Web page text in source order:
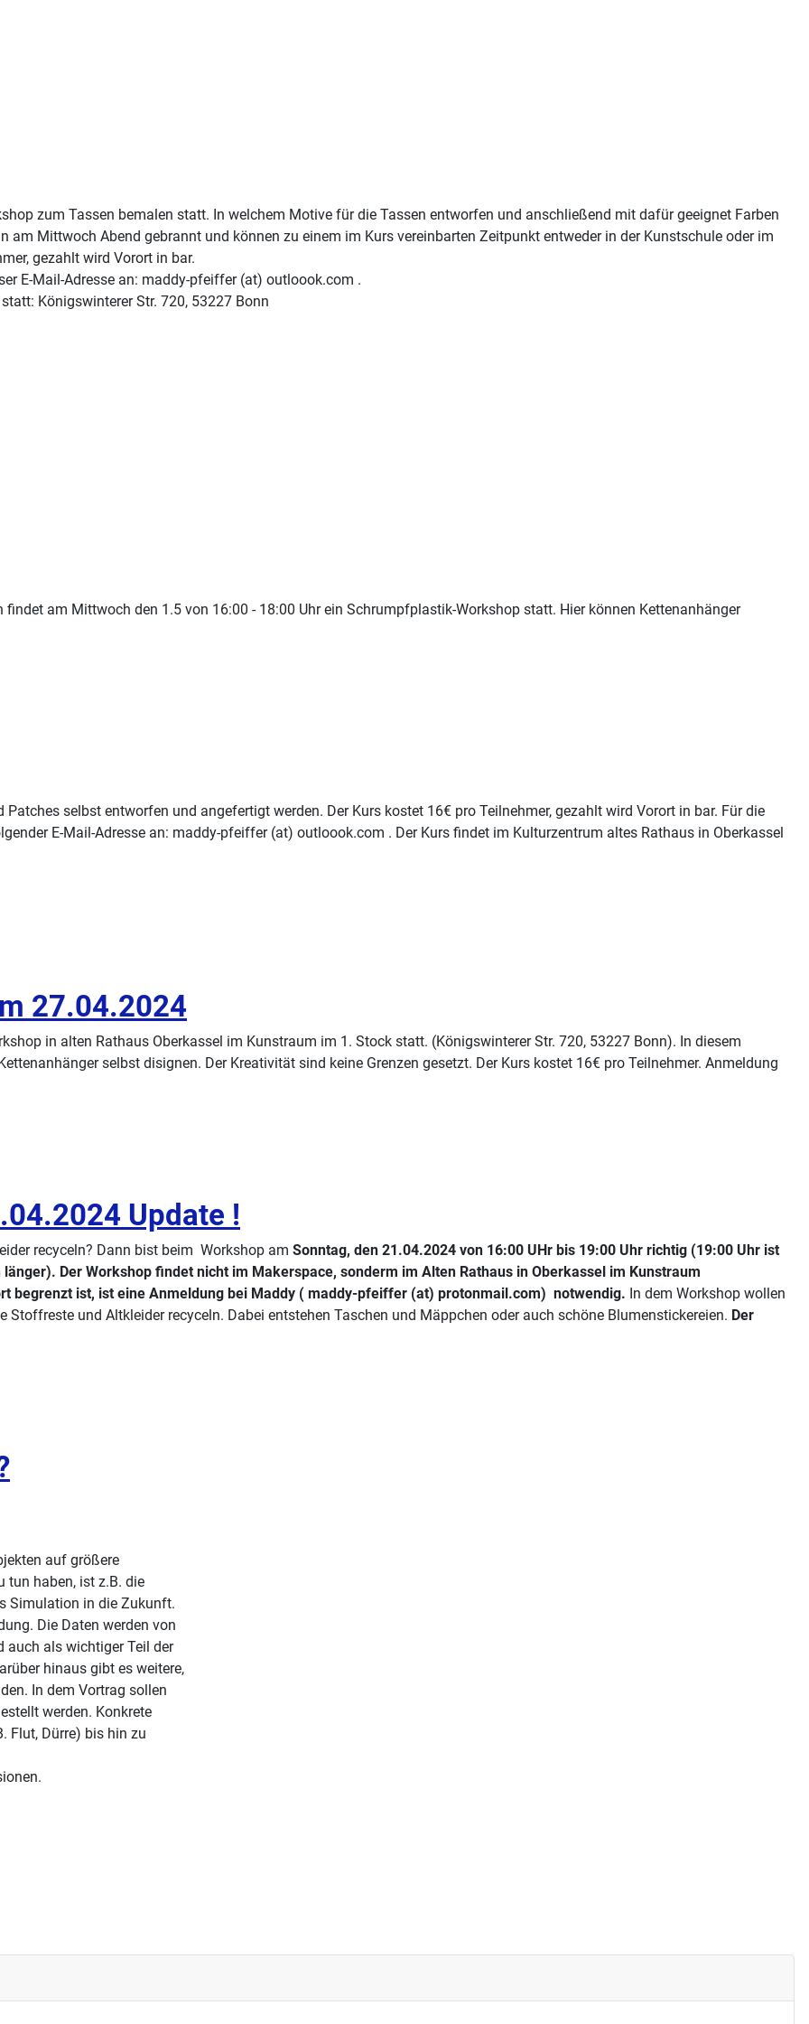
zum Tassen bemalen statt. In welchem Motive für die Tassen entworfen und anschließend mit dafür geeignet Farben
am Mittwoch Abend gebrannt und können zu einem im Kurs vereinbarten Zeitpunkt entweder in der Kunstschule oder im
gezahlt wird Vorort in bar.
E-Mail-Adresse an: maddy-pfeiffer (at) outloook.com .
Königswinterer Str. 720, 53227 Bonn
findet am Mittwoch den 1.5 von 16:00 - 18:00 Uhr ein Schrumpfplastik-Workshop statt. Hier können Kettenanhänger
selbst entworfen und angefertigt werden. Der Kurs kostet 16€ pro Teilnehmer, gezahlt wird Vorort in bar. Für die
E-Mail-Adresse an: maddy-pfeiffer (at) outloook.com . Der Kurs findet im Kulturzentrum altes Rathaus in Oberkassel
27.04.2024
in alten Rathaus Oberkassel im Kunstraum im 1. Stock statt. (Königswinterer Str. 720, 53227 Bonn). In diesem
selbst disignen. Der Kreativität sind keine Grenzen gesetzt. Der Kurs kostet 16€ pro Teilnehmer. Anmeldung
Update !
recyceln? Dann bist beim Workshop am Sonntag, den 21.04.2024 von 16:00 UHr bis 19:00 Uhr richtig (19:00 Uhr ist
Der Workshop findet nicht im Makerspace, sonderm im Alten Rathaus in Oberkassel im Kunstraum
begrenzt ist, ist eine Anmeldung bei Maddy ( maddy-pfeiffer (at) protonmail.com) notwendig. In dem Workshop wollen
und Altkleider recyceln. Dabei entstehen Taschen und Mäppchen oder auch schöne Blumenstickereien. Der
auf größere
tun haben, ist z.B. die
Simulation in die Zukunft.
Die Daten werden von
auch als wichtiger Teil der
hinaus gibt es weitere,
In dem Vortrag sollen
werden. Konkrete
Flut, Dürre) bis hin zu